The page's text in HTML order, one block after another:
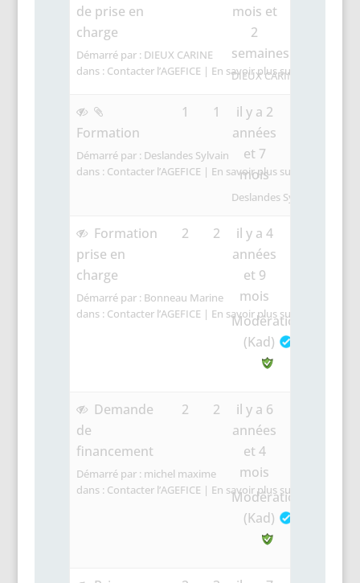
de prise en
charge
Démarré par : DIEUX CARINE
dans : Contacter l’AGEFICE | En savoir plus sur les
mois et
2
semaines
DIEUX CARINE
Formation
Démarré par : Deslandes Sylvain
dans : Contacter l’AGEFICE | En savoir plus sur les
1 1
il y a 2
années
et 7
mois
Deslandes Sylvain
Formation
prise en
charge
Démarré par : Bonneau Marine
dans : Contacter l’AGEFICE | En savoir plus sur les
2 2
il y a 4
années
et 9
mois
Modération
(Kad)
Demande
de
financement
Démarré par : michel maxime
dans : Contacter l’AGEFICE | En savoir plus sur les
2 2
il y a 6
années
et 4
mois
Modération
(Kad)